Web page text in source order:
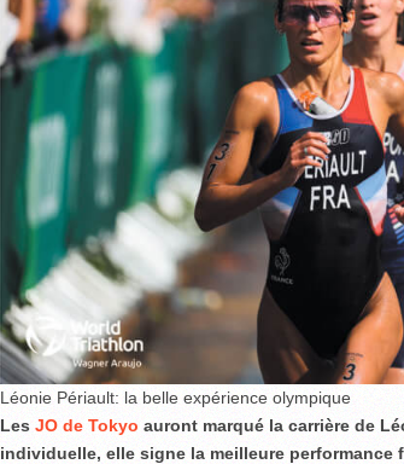
Léonie Périault: la belle expérience olympique
Les JO de Tokyo auront marqué la carrière de
individuelle, elle signe la meilleure performance